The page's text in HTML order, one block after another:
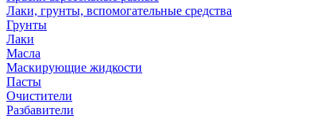
Лаки, грунты, вспомогательные средства
Грунты
Лаки
Масла
Маскирующие жидкости
Пасты
Очистители
Разбавители